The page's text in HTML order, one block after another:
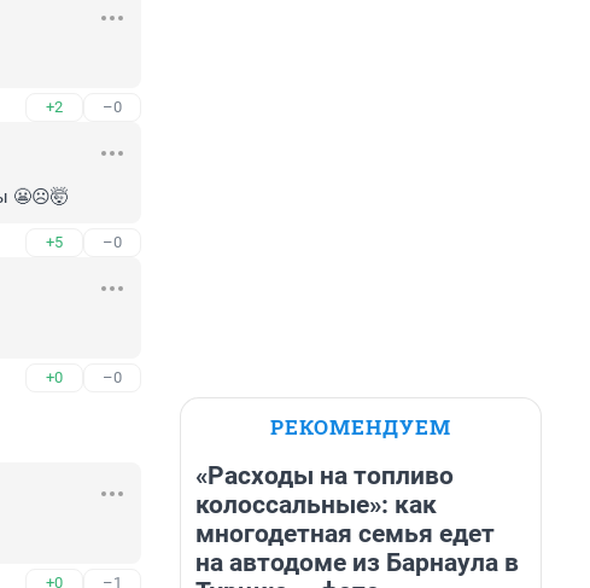
+2 –0
😬☹️🤯
+5 –0
+0 –0
+0 –1
РЕКОМЕНДУЕМ
«Расходы на топливо
колоссальные»: как
многодетная семья едет
на автодоме из Барнаула в